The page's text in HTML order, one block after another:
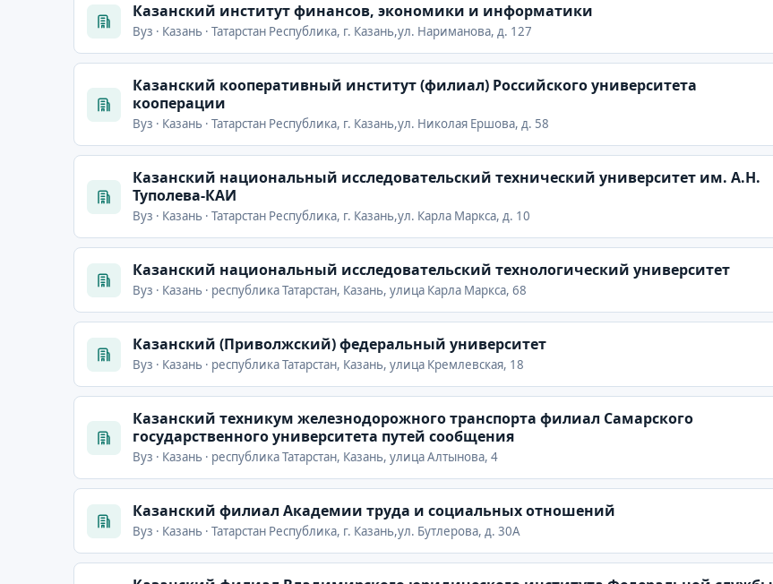
Казанский институт финансов, экономики и информатики
Вуз · Казань · Татарстан Республика, г. Казань,ул. Нариманова, д. 127
Казанский кооперативный институт (филиал) Российского университета
кооперации
Вуз · Казань · Татарстан Республика, г. Казань,ул. Николая Ершова, д. 58
Казанский национальный исследовательский технический университет им. А.Н.
Туполева-КАИ
Вуз · Казань · Татарстан Республика, г. Казань,ул. Карла Маркса, д. 10
Казанский национальный исследовательский технологический университет
Вуз · Казань · республика Татарстан, Казань, улица Карла Маркса, 68
Казанский (Приволжский) федеральный университет
Вуз · Казань · республика Татарстан, Казань, улица Кремлевская, 18
Казанский техникум железнодорожного транспорта филиал Самарского
государственного университета путей сообщения
Вуз · Казань · республика Татарстан, Казань, улица Алтынова, 4
Казанский филиал Академии труда и социальных отношений
Вуз · Казань · Татарстан Республика, г. Казань,ул. Бутлерова, д. 30А